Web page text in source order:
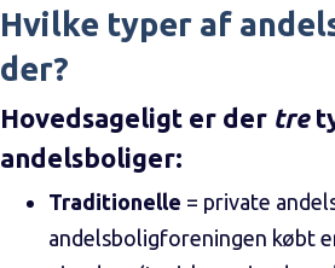
Hvilke typer af
der?
Hovedsageligt er der tre
andelsboliger:
Traditionelle = private
andelsboligforeningen købt